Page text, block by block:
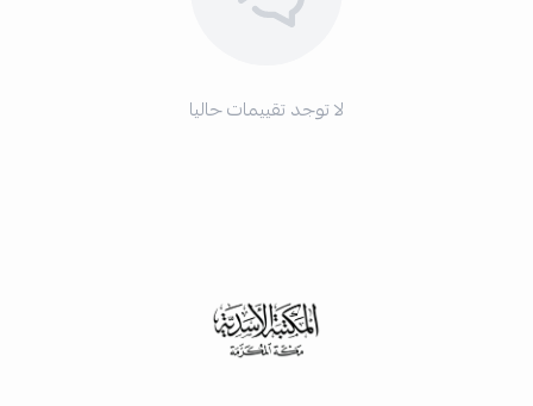
لا توجد تقييمات حاليا